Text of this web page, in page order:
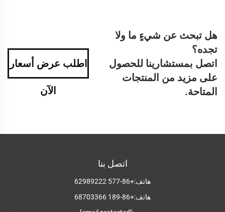
هل تبحث عن شيءٍ ما ولا
تجده؟
اتصل بمستشارينا للحصول
على مزيد من المنتجات
المتاحة.
اطلب عرض أسعار
الآن
اتصل بنا
هاتف:+86-577 62989222
هاتف:+86-189 68703366